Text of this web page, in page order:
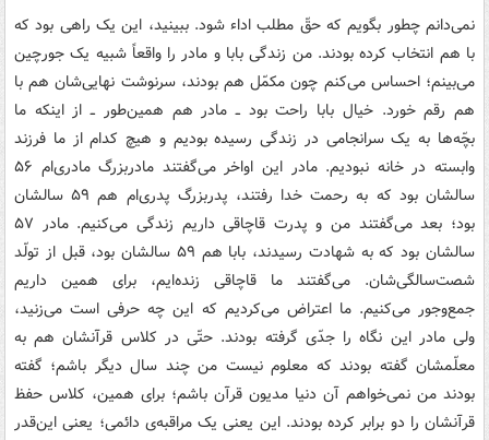
نمی‌دانم چطور بگویم که حقّ مطلب اداء شود. ببینید، این یک راهی بود که
با هم انتخاب کرده بودند. من زندگی بابا و مادر را واقعاً شبیه یک جورچین
می‌بینم؛ احساس می‌کنم چون مکمّل هم بودند، سرنوشت نهایی‌شان هم با
هم رقم خورد. خیال بابا راحت بود ــ مادر هم همین‌طور ــ از اینکه ما
بچّه‌ها به یک سرانجامی در زندگی رسیده بودیم و هیچ کدام از ما فرزند
وابسته در خانه نبودیم. مادر این اواخر می‌گفتند مادربزرگ مادری‌ام ۵۶
سالشان بود که به رحمت خدا رفتند، پدربزرگ پدری‌ام هم ۵۹ سالشان
بود؛ بعد می‌گفتند من و پدرت قاچاقی داریم زندگی می‌کنیم. مادر ۵۷
سالشان بود که به شهادت رسیدند، بابا هم ۵۹ سالشان بود، قبل از تولّد
شصت‌سالگی‌شان. می‌گفتند ما قاچاقی زنده‌ایم، برای همین داریم
جمع‌وجور می‌کنیم. ما اعتراض می‌کردیم که این چه حرفی است می‌زنید،
ولی مادر این نگاه را جدّی گرفته بودند. حتّی در کلاس قرآنشان هم به
معلّمشان گفته بودند که معلوم نیست من چند سال دیگر باشم؛ گفته
بودند من نمی‌خواهم آن دنیا مدیون قرآن باشم؛ برای همین، کلاس حفظ
قرآنشان را دو برابر کرده بودند. این یعنی یک مراقبه‌ی دائمی؛ یعنی این‌قدر